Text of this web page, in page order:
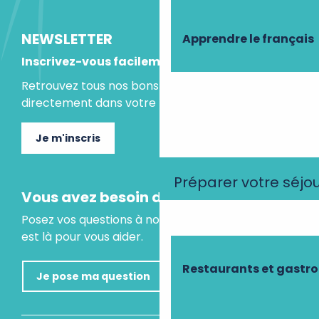
Apprendre le français
Préparer votre
Restaurants et
NEWSLETTER
Inscrivez-vous facilement
Retrouvez tous nos bons plans et idées séjours
directement dans votre boite mail.
Je m'inscris
Vous avez besoin d'un conseil ?
Posez vos questions à notre assistant virtuel, il
est là pour vous aider.
Je pose ma question